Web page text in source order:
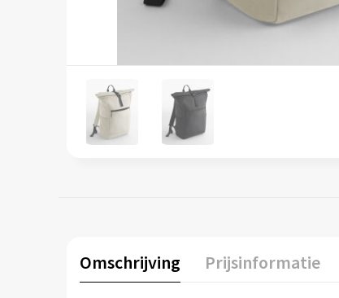
Omschrijving Prijsinformatie